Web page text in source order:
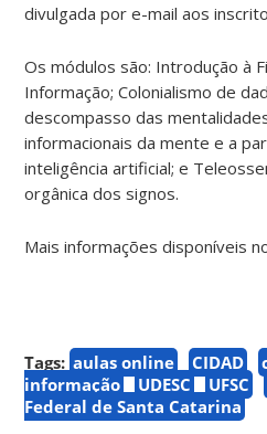
divulgada por e-mail aos
Os módulos são: Introdução à
Informação; Colonialismo de
descompasso das
informacionais da mente e a
inteligência artificial; e
orgânica dos signos.
Mais informações disponíveis
Tags: aulas online CIDAD
informação
UDESC UFSC
Federal de Santa Catarina